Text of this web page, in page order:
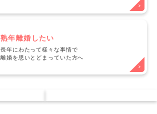
熟年離婚したい
長年にわたって様々な事情で
離婚を思いとどまっていた方へ